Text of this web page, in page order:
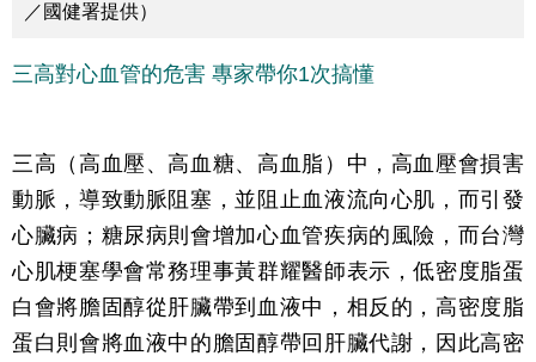
／國健署提供）
三高對心血管的危害 專家帶你1次搞懂
三高（高血壓、高血糖、高血脂）中，高血壓會損害
動脈，導致動脈阻塞，並阻止血液流向心肌，而引發
心臟病；糖尿病則會增加心血管疾病的風險，而台灣
心肌梗塞學會常務理事黃群耀醫師表示，低密度脂蛋
白會將膽固醇從肝臟帶到血液中，相反的，高密度脂
蛋白則會將血液中的膽固醇帶回肝臟代謝，因此高密